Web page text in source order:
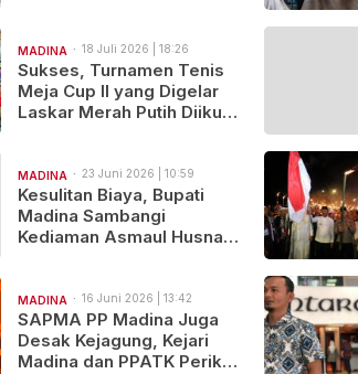
MADINA 18 Juli 2026 | 18:26
Sukses, Turnamen Tenis
Meja Cup II yang Digelar
Laskar Merah Putih Diikuti
MADINA 23 Juni 2026 | 10:59
Kesulitan Biaya, Bupati
Madina Sambangi
Kediaman Asmaul Husna,
MADINA 16 Juni 2026 | 13:42
SAPMA PP Madina Juga
Desak Kejagung, Kejari
Madina dan PPATK Periksa